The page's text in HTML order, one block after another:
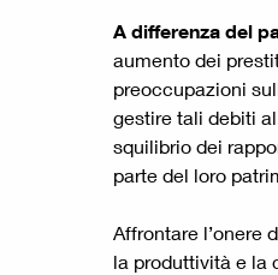
A differenza del
aumento dei
preoccupazioni
gestire tali debiti
squilibrio dei
parte del loro
Affrontare l’onere
la produttività e la